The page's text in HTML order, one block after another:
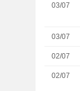
03/07
03/07
02/07
02/07